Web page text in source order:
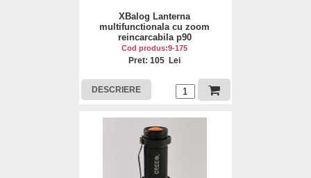
XBalog Lanterna
multifunctionala cu zoom
reincarcabila p90
Cod produs:9-175
Pret: 105 Lei
DESCRIERE